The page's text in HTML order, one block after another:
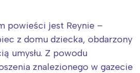
powieści jest Reynie –
z domu dziecka, obdarzony
umysłu. Z powodu
znalezionego w gazecie